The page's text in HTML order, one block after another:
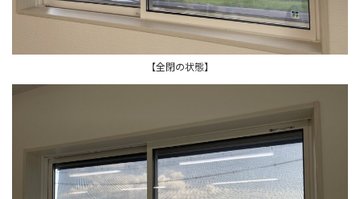
【全閉の状態】